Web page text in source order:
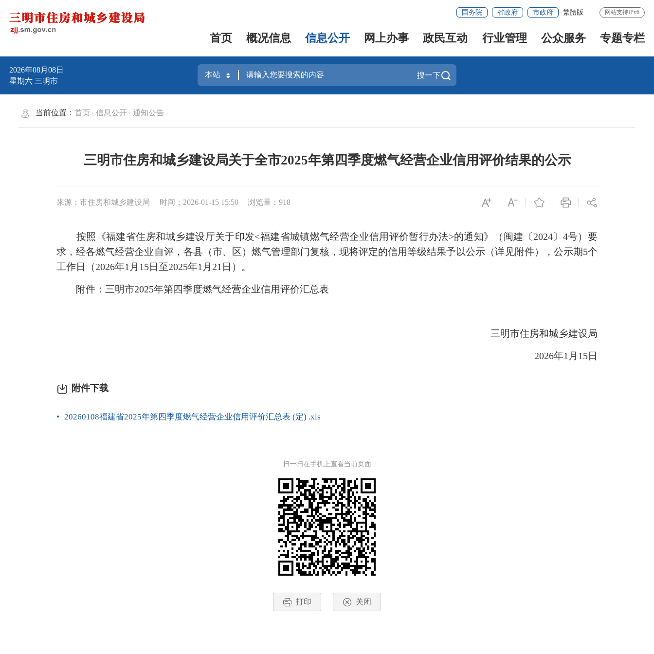
国务院 省政府 市政府 繁體版 网站支持IPv6
首页 概况信息 信息公开 网上办事 政民互动 行业管理 公众服务 专题专栏
2026年08月08日
星期六 三明市
搜一下
当前位置：首页 信息公开 通知公告
三明市住房和城乡建设局关于全市2025年第四季度燃气经营企业信用评价结果的公示
来源：市住房和城乡建设局 时间：2026-01-15 15:50 浏览量：918
按照《福建省住房和城乡建设厅关于印发<福建省城镇燃气经营企业信用评价暂行办法>的通知》（闽建〔2024〕4号）要
求，经各燃气经营企业自评，各县（市、区）燃气管理部门复核，现将评定的信用等级结果予以公示（详见附件），公示期5个
工作日（2026年1月15日至2025年1月21日）。
附件：三明市2025年第四季度燃气经营企业信用评价汇总表
三明市住房和城乡建设局
2026年1月15日
附件下载
20260108福建省2025年第四季度燃气经营企业信用评价汇总表 (定) .xls
扫一扫在手机上查看当前页面
打印 关闭